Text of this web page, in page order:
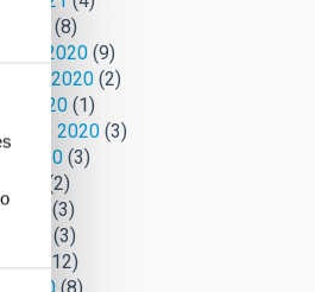
(8)
2020(9)
2020(2)
2020(1)
2020(3)
2020(3)
(2)
(3)
(3)
(12)